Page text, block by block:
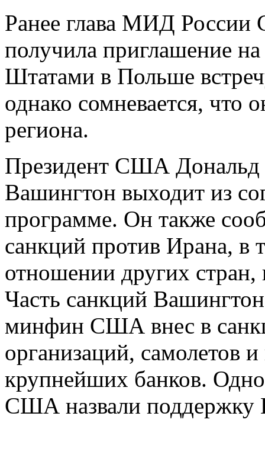
Ранее глава МИД России
получила приглашение
Штатами в Польше
однако сомневается,
региона.
Президент США Дональд
Вашингтон выходит из
программе. Он также
санкций против Ирана, в
отношении других
Часть санкций
минфин США внес в
организаций, самолетов
крупнейших банков.
США назвали поддержку